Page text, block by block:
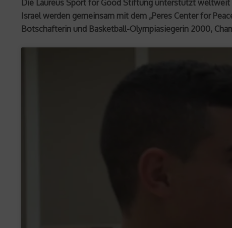
Die Laureus Sport for Good Stiftung unterstützt weltweit
Israel werden gemeinsam mit dem „Peres Center for
Botschafterin und Basketball-Olympiasiegerin 2000,